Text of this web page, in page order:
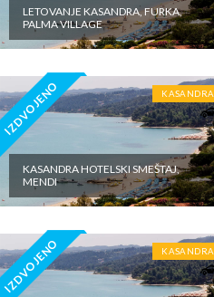
LETOVANJE KASANDRA, FURKA,
PALMA VILLAGE
IZDVOJENO KASANDRA
KASANDRA HOTELSKI SMEŠTAJ,
MENDI
IZDVOJENO KASANDRA